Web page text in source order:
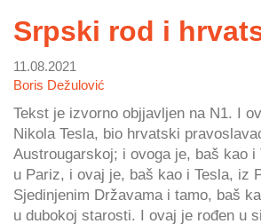
Srpski rod i
11.08.2021
Boris Dežulović
Tekst je izvorno objjavljen na N1. I
Nikola Tesla, bio hrvatski
Austrougarskoj; i ovoga je, baš kao i
u Pariz, i ovaj je, baš kao i Tesla, iz
Sjedinjenim Državama i tamo, baš
u dubokoj starosti. I ovaj je rođen u